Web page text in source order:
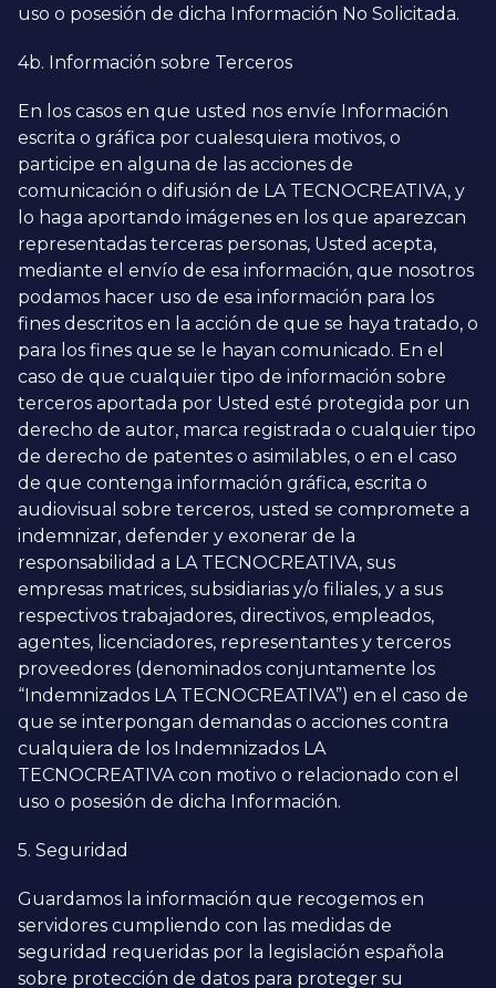
uso o posesión de dicha Información No Solicitada.
4b. Información sobre Terceros
En los casos en que usted nos envíe Información
escrita o gráfica por cualesquiera motivos, o
participe en alguna de las acciones de
comunicación o difusión de LA TECNOCREATIVA, y
lo haga aportando imágenes en los que aparezcan
representadas terceras personas, Usted acepta,
mediante el envío de esa información, que nosotros
podamos hacer uso de esa información para los
fines descritos en la acción de que se haya tratado, o
para los fines que se le hayan comunicado. En el
caso de que cualquier tipo de información sobre
terceros aportada por Usted esté protegida por un
derecho de autor, marca registrada o cualquier tipo
de derecho de patentes o asimilables, o en el caso
de que contenga información gráfica, escrita o
audiovisual sobre terceros, usted se compromete a
indemnizar, defender y exonerar de la
responsabilidad a LA TECNOCREATIVA, sus
empresas matrices, subsidiarias y/o filiales, y a sus
respectivos trabajadores, directivos, empleados,
agentes, licenciadores, representantes y terceros
proveedores (denominados conjuntamente los
“Indemnizados LA TECNOCREATIVA”) en el caso de
que se interpongan demandas o acciones contra
cualquiera de los Indemnizados LA
TECNOCREATIVA con motivo o relacionado con el
uso o posesión de dicha Información.
5. Seguridad
Guardamos la información que recogemos en
servidores cumpliendo con las medidas de
seguridad requeridas por la legislación española
sobre protección de datos para proteger su